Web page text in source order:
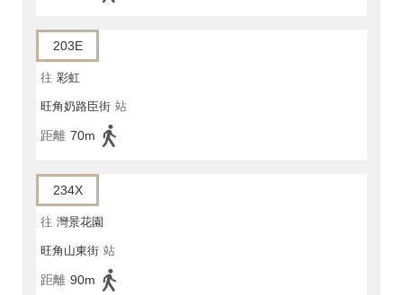
203E
往 彩虹
旺角奶路臣街 站
距離 70m
234X
往 灣景花園
旺角山東街 站
距離 90m